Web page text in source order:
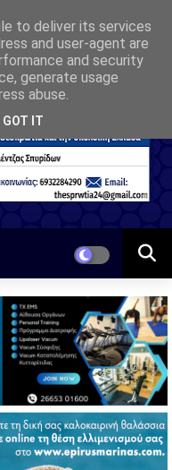
to deliver its services
and user-agent are
and security
generate usage
abuse.
GOT IT